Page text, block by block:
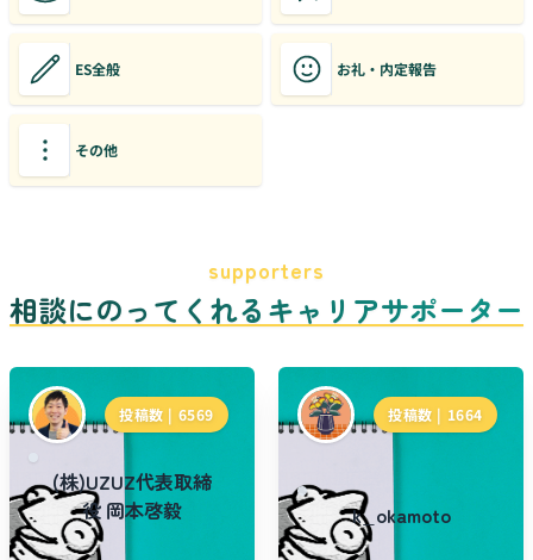
ES全般 お礼・内定報告
その他
supporters
相談にのってくれるキャリアサポーター
投稿数 | 6569
(株)UZUZ代表取締
役 岡本啓毅
投稿数 | 1664
k_okamoto